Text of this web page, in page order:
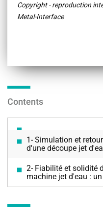
Copyright - reproduction
Metal-Interface
Contents
1- Simulation et
d'une découpe jet
2- Fiabilité et solidité
machine jet d'eau :